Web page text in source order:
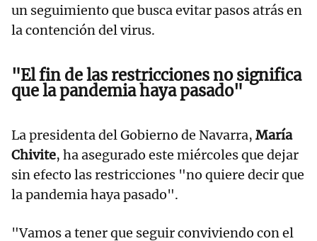
un seguimiento que busca evitar pasos atrás en
la contención del virus.
"El fin de las restricciones no significa
que la pandemia haya pasado"
La presidenta del Gobierno de Navarra, María
Chivite, ha asegurado este miércoles que dejar
sin efecto las restricciones "no quiere decir que
la pandemia haya pasado".
"Vamos a tener que seguir conviviendo con el